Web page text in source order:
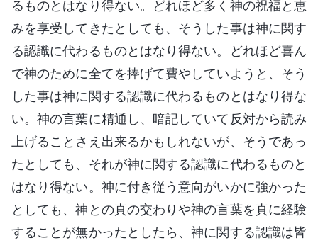
るものとはなり得ない。どれほど多く神の祝福と恵
みを享受してきたとしても、そうした事は神に関す
る認識に代わるものとはなり得ない。どれほど喜ん
で神のために全てを捧げて費やしていようと、そう
した事は神に関する認識に代わるものとはなり得な
い。神の言葉に精通し、暗記していて反対から読み
上げることさえ出来るかもしれないが、そうであっ
たとしても、それが神に関する認識に代わるものと
はなり得ない。神に付き従う意向がいかに強かった
としても、神との真の交わりや神の言葉を真に経験
することが無かったとしたら、神に関する認識は皆